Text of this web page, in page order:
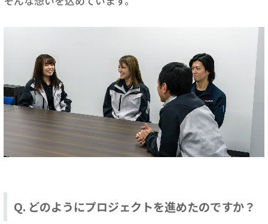
Q. どのようにプロジェクトを進めたのですか？